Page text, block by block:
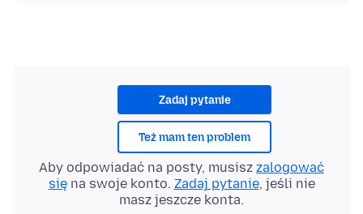
Zadaj pytanie
Też mam ten problem
Aby odpowiadać na posty, musisz zalogować
sięna swoje konto. Zadaj pytanie, jeśli nie
masz jeszcze konta.